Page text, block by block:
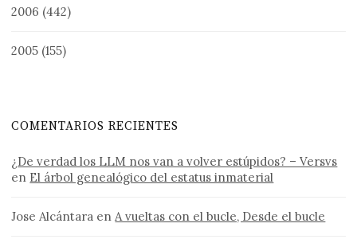
2006 (442)
2005 (155)
COMENTARIOS RECIENTES
¿De verdad los LLM nos van a volver estúpidos? – Versvs
en El árbol genealógico del estatus inmaterial
Jose Alcántara en A vueltas con el bucle, Desde el bucle